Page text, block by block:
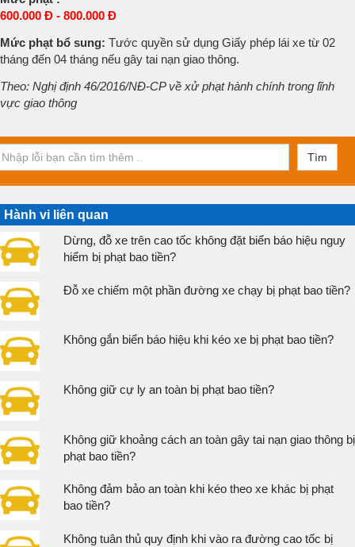
600.000 Đ - 800.000 Đ
Mức phạt bổ sung: Tước quyền sử dụng Giấy phép lái xe từ 02
tháng đến 04 tháng nếu gây tai nạn giao thông.
Theo: Nghị định 46/2016/NĐ-CP về xử phạt hành chính trong lĩnh
vực giao thông
Tìm
Hành vi liên quan
Dừng, đỗ xe trên cao tốc không đặt biển báo hiệu nguy
hiểm bị phạt bao tiền?
Đỗ xe chiếm một phần đường xe chạy bị phạt bao tiền?
Không gắn biển báo hiệu khi kéo xe bị phạt bao tiền?
Không giữ cự ly an toàn bị phạt bao tiền?
Không giữ khoảng cách an toàn gây tai nạn giao thông bị
phạt bao tiền?
Không đảm bảo an toàn khi kéo theo xe khác bị phạt
bao tiền?
Không tuân thủ quy định khi vào ra đường cao tốc bị